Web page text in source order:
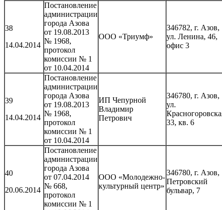
38
14.04.2014
Постановление
администрации
города Азова
от 19.08.2013
№ 1968,
протокол
комиссии № 1
от 10.04.2014
ООО «Триумф»
346782, г. Азов,
ул. Ленина, 46,
офис 3
39
14.04.2014
Постановление
администрации
города Азова
от 19.08.2013
№ 1968,
протокол
комиссии № 1
от 10.04.2014
ИП Чепурной
Владимир
Петрович
346780, г. Азов,
ул.
33, кв. 6
40
20.06.2014
Постановление
администрации
города Азова
от 07.04.2014
№ 668,
протокол
комиссии № 1
ООО «Молодежно-
культурный центр»
346780, г. Азов,
Петровский
бульвар, 7